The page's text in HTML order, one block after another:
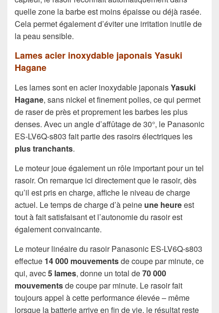
quelle zone la barbe est moins épaisse ou déjà rasée.
Cela permet également d’éviter une irritation inutile de
la peau sensible.
Lames acier inoxydable japonais Yasuki
Hagane
Les lames sont en acier inoxydable japonaisYasuki
Hagane, sans nickel et finement polies, ce qui permet
de raser de près et proprement les barbes les plus
denses. Avec un angle d’affûtage de 30°, le Panasonic
ES-LV6Q-s803 fait partie des rasoirs électriques les
plus tranchants.
Le moteur joue également un rôle important pour un tel
rasoir. On remarque ici directement que le rasoir, dès
qu’il est pris en charge, affiche le niveau de charge
actuel. Le temps de charge d’à peine une heureest
tout à fait satisfaisant et l’autonomie du rasoir est
également convaincante.
Le moteur linéaire du rasoir Panasonic ES-LV6Q-s803
effectue 14 000 mouvementsde coupe par minute, ce
qui, avec5 lames, donne un total de70 000
mouvementsde coupe par minute. Le rasoir fait
toujours appel à cette performance élevée – même
lorsque la batterie arrive en fin de vie, le résultat reste